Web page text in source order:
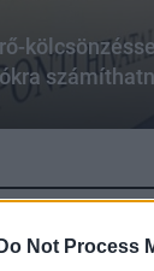
Do Not Process